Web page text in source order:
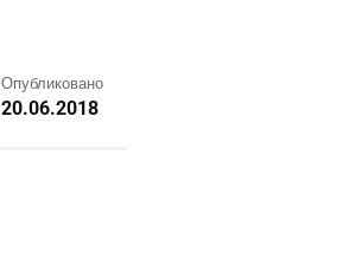
Опубликовано
20.06.2018